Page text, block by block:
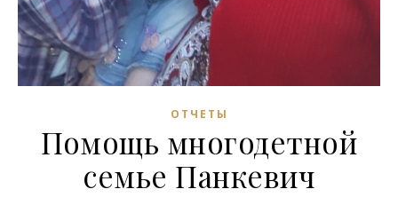
ОТЧЕТЫ
Помощь многодетной
семье Панкевич